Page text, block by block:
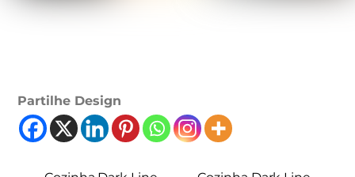
Partilhe Design